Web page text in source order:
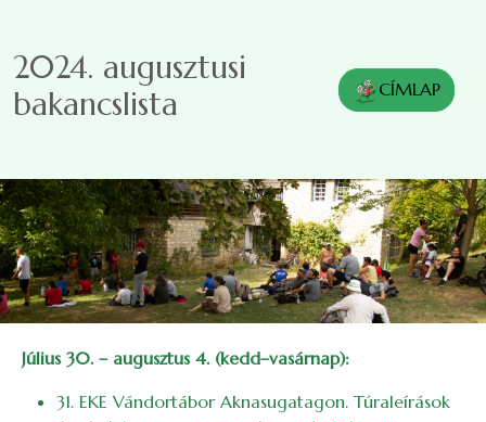
2024. augusztusi
bakancslista
CÍMLAP
Július 30. – augusztus 4. (kedd–vasárnap):
31. EKE Vándortábor Aknasugatagon. Túraleírások